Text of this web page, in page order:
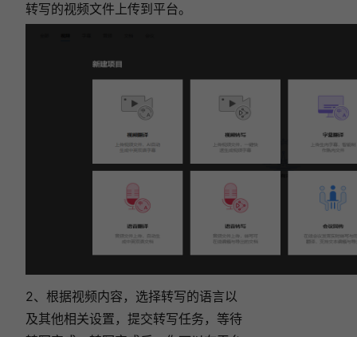
转写的视频文件上传到平台。
2、根据视频内容，选择转写的语言以
及其他相关设置，提交转写任务，等待